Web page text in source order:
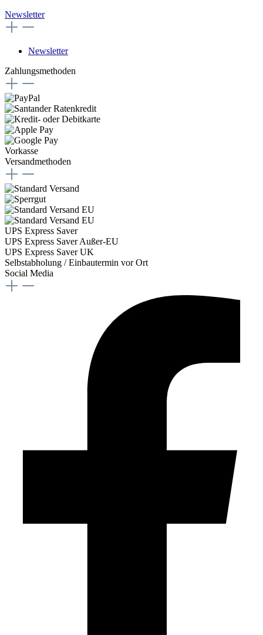
Newsletter
Newsletter
Zahlungsmethoden
Vorkasse
Versandmethoden
UPS Express Saver
UPS Express Saver Außer-EU
UPS Express Saver UK
Selbstabholung / Einbautermin vor Ort
Social Media